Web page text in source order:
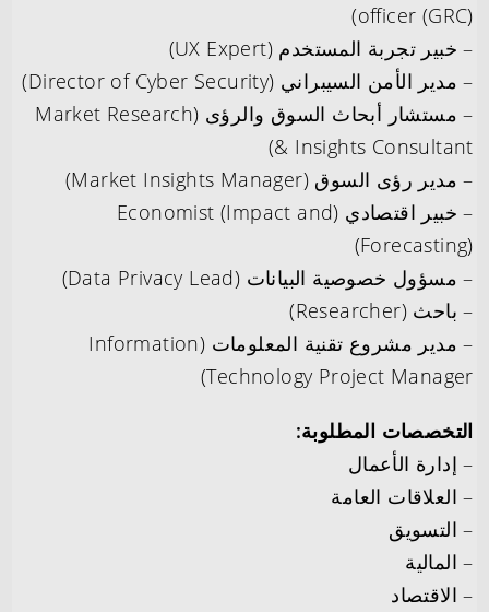
officer (GRC))
– خبير تجربة المستخدم (UX Expert)
– مدير الأمن السيبراني (Director of Cyber Security)
– مستشار أبحاث السوق والرؤى (Market Research
& Insights Consultant)
– مدير رؤى السوق (Market Insights Manager)
– خبير اقتصادي (Economist (Impact and
Forecasting))
– مسؤول خصوصية البيانات (Data Privacy Lead)
– باحث (Researcher)
– مدير مشروع تقنية المعلومات (Information
Technology Project Manager)
التخصصات المطلوبة:
– إدارة الأعمال
– العلاقات العامة
– التسويق
– المالية
– الاقتصاد